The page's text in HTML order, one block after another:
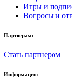
Игры и
Вопросы и
Партнерам:
Стать партнером
Информация: